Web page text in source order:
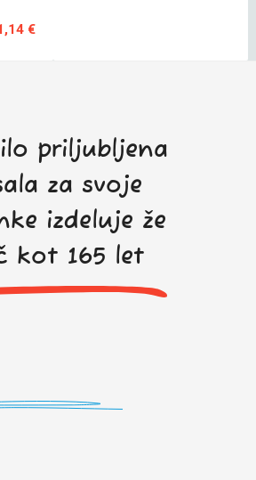
€
priljubljena
za svoje
izdeluje že
kot 165 let